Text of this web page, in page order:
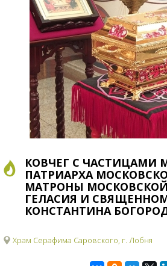
КОВЧЕГ С ЧАСТИЦАМИ
ПАТРИАРХА
МАТРОНЫ
ГЕЛАСИЯ И
КОНСТАНТИНА
Храм Серафима Саровского, г. Лобня